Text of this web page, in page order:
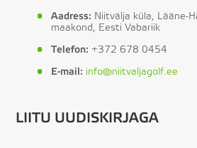
Aadress: Niitvälja küla, Lääne-
maakond, Eesti Vabariik
Telefon: +372 678 0454
E-mail: info@niitvaljagolf.ee
LIITU UUDISKIRJAGA